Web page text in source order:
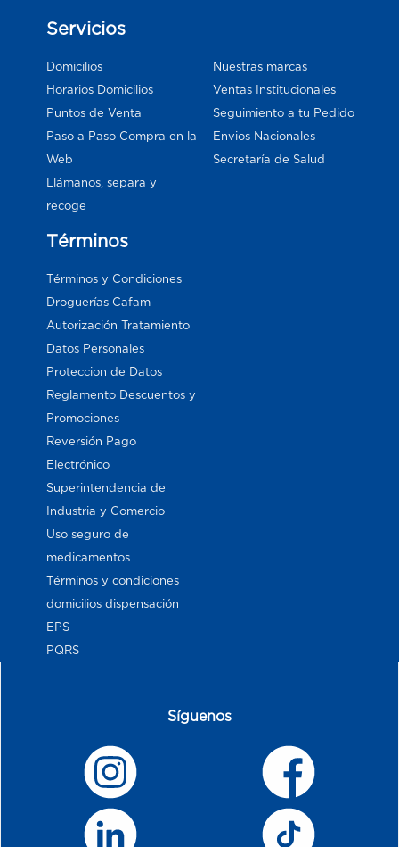
Servicios
Domicilios
Horarios Domicilios
Puntos de Venta
Paso a Paso Compra en la
Web
Llámanos, separa y
recoge
Nuestras marcas
Ventas Institucionales
Seguimiento a tu Pedido
Envios Nacionales
Secretaría de Salud
Términos
Términos y Condiciones
Droguerías Cafam
Autorización Tratamiento
Datos Personales
Proteccion de Datos
Reglamento Descuentos y
Promociones
Reversión Pago
Electrónico
Superintendencia de
Industria y Comercio
Uso seguro de
medicamentos
Términos y condiciones
domicilios dispensación
EPS
PQRS
Síguenos